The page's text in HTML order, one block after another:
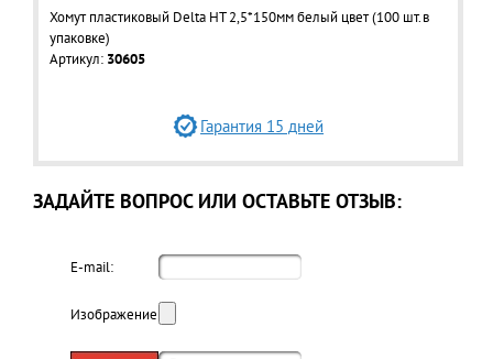
Хомут пластиковый Delta НТ 2,5*150мм белый цвет (100 шт.в
упаковке)
Артикул: 30605
Гарантия 15 дней
ЗАДАЙТЕ ВОПРОС ИЛИ ОСТАВЬТЕ ОТЗЫВ:
E-mail:
Изображение: